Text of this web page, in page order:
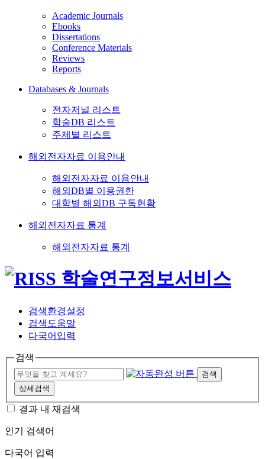
Academic Journals
Ebooks
Dissertations
Conference Materials
Reviews
Reports
Databases & Journals
전자저널 리스트
학술DB 리스트
주제별 리스트
해외전자자료 이용안내
해외전자자료 이용안내
해외DB별 이용권한
대학별 해외DB 구독현황
해외전자자료 통계
해외전자자료 통계
검색환경설정
검색도움말
다국어입력
검색
검색
상세검색
결과 내 재검색
인기 검색어
다국어 입력